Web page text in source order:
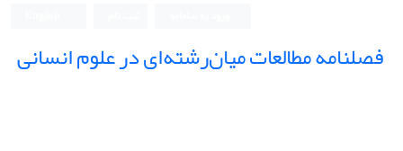
فصلنامه مطالعات میان‌رشته‌ای در علوم انسانی